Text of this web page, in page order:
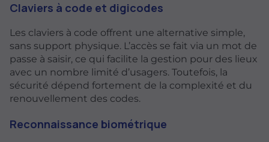
Claviers à code et digicodes
Les claviers à code offrent une alternative simple,
sans support physique. L’accès se fait via un mot de
passe à saisir, ce qui facilite la gestion pour des lieux
avec un nombre limité d’usagers. Toutefois, la
sécurité dépend fortement de la complexité et du
renouvellement des codes.
Reconnaissance biométrique